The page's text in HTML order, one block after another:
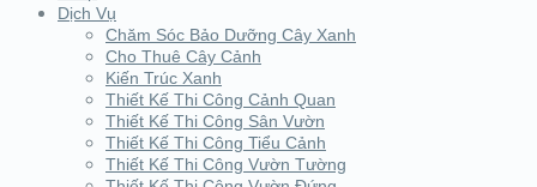
Dịch Vụ
Chăm Sóc Bảo Dưỡng Cây Xanh
Cho Thuê Cây Cảnh
Kiến Trúc Xanh
Thiết Kế Thi Công Cảnh Quan
Thiết Kế Thi Công Sân Vườn
Thiết Kế Thi Công Tiểu Cảnh
Thiết Kế Thi Công Vườn Tường